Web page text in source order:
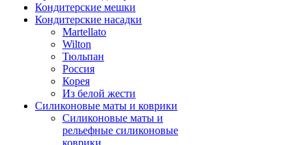
Кондитерские мешки
Кондитерские насадки
Martellato
Wilton
Тюльпан
Россия
Корея
Из белой жести
Силиконовые маты и коврики
Силиконовые маты и
рельефные силиконовые
коврики